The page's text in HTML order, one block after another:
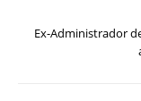
Ex-Administrador